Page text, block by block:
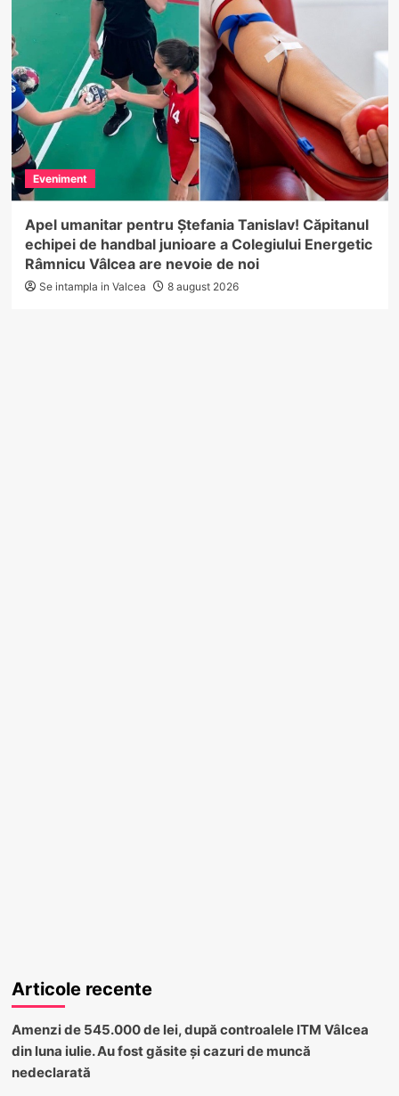
Eveniment
Apel umanitar pentru Ștefania Tanislav! Căpitanul
echipei de handbal junioare a Colegiului Energetic
Râmnicu Vâlcea are nevoie de noi
Se intampla in Valcea 8 august 2026
Articole recente
Amenzi de 545.000 de lei, după controalele ITM Vâlcea
din luna iulie. Au fost găsite și cazuri de muncă
nedeclarată